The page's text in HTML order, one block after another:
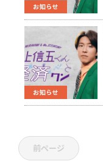
お知らせ
お知らせ
前ページ